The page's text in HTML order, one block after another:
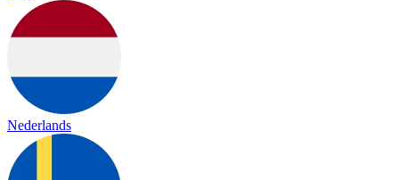
Nederlands